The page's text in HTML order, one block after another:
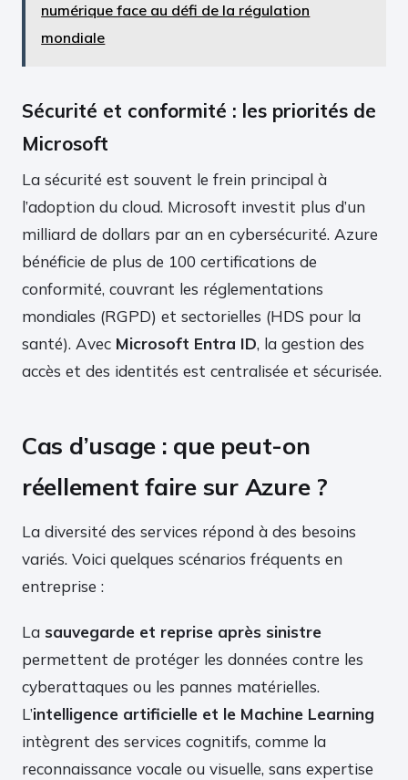
numérique face au défi de la régulation
mondiale
Sécurité et conformité : les priorités de
Microsoft
La sécurité est souvent le frein principal à
l’adoption du cloud. Microsoft investit plus d’un
milliard de dollars par an en cybersécurité. Azure
bénéficie de plus de 100 certifications de
conformité, couvrant les réglementations
mondiales (RGPD) et sectorielles (HDS pour la
santé). Avec Microsoft Entra ID, la gestion des
accès et des identités est centralisée et sécurisée.
Cas d’usage : que peut-on
réellement faire sur Azure ?
La diversité des services répond à des besoins
variés. Voici quelques scénarios fréquents en
entreprise :
La sauvegarde et reprise après sinistre
permettent de protéger les données contre les
cyberattaques ou les pannes matérielles.
L’intelligence artificielle et le Machine Learning
intègrent des services cognitifs, comme la
reconnaissance vocale ou visuelle, sans expertise